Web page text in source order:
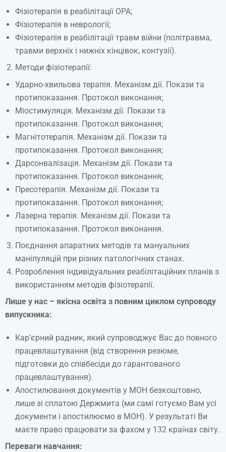
Фізіотерапія в реабілітації ОРА;
Фізіотерапія в неврології;
Фізіотерапія в реабілітації травм війни (політравма,
травми верхніх і нижніх кінцівок, контузії).
Методи фізіотерапії:
Ударно-хвильова терапія. Механізм дії. Покази та
протипоказання. Протокол виконання;
Міостимуляція. Механізм дії. Покази та
протипоказання. Протокол виконання;
Магнітотерапія. Механізм дії. Покази та
протипоказання. Протокол виконання;
Дарсонвалізація. Механізм дії. Покази та
протипоказання. Протокол виконання;
Пресотерапія. Механізм дії. Покази та
протипоказання. Протокол виконання;
Лазерна терапія. Механізм дії. Покази та
протипоказання. Протокол виконання.
Поєднання апаратних методів та мануальних
маніпуляцій при різних патологічних станах.
Розроблення індивідуальних реабілітаційних планів з
використанням методів фізіотерапії.
Лише у нас – якісна освіта з повним циклом супроводу
випускника:
Кар’єрний радник, який супроводжує Вас до повного
працевлаштування (від створення резюме,
підготовки до співбесіди до гарантованого
працевлаштування).
Апостилювання документів у МОН безкоштовно,
лише зі сплатою Держмита (ми самі готуємо Вам усі
документи і апостилюємо в МОН). У результаті Ви
маєте право працювати за фахом у 132 країнах світу.
Переваги навчання: